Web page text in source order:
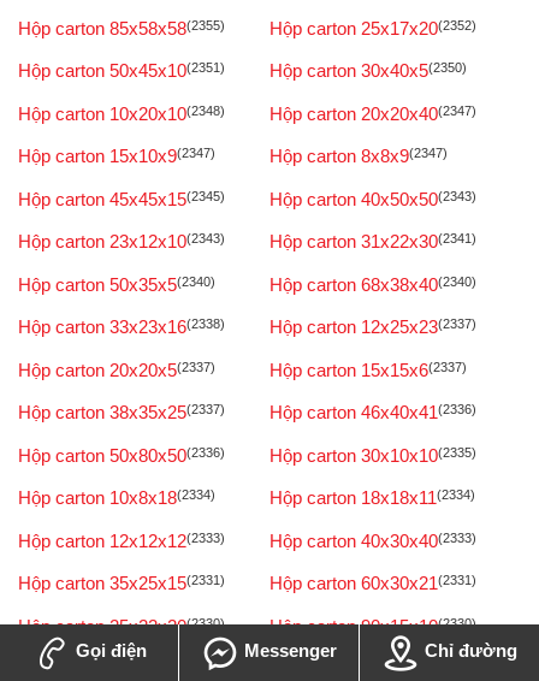
Hộp carton 85x58x58(2355) Hộp carton 25x17x20(2352)
Hộp carton 50x45x10(2351) Hộp carton 30x40x5(2350)
Hộp carton 10x20x10(2348) Hộp carton 20x20x40(2347)
Hộp carton 15x10x9(2347) Hộp carton 8x8x9(2347)
Hộp carton 45x45x15(2345) Hộp carton 40x50x50(2343)
Hộp carton 23x12x10(2343) Hộp carton 31x22x30(2341)
Hộp carton 50x35x5(2340) Hộp carton 68x38x40(2340)
Hộp carton 33x23x16(2338) Hộp carton 12x25x23(2337)
Hộp carton 20x20x5(2337) Hộp carton 15x15x6(2337)
Hộp carton 38x35x25(2337) Hộp carton 46x40x41(2336)
Hộp carton 50x80x50(2336) Hộp carton 30x10x10(2335)
Hộp carton 10x8x18(2334) Hộp carton 18x18x11(2334)
Hộp carton 12x12x12(2333) Hộp carton 40x30x40(2333)
Hộp carton 35x25x15(2331) Hộp carton 60x30x21(2331)
Hộp carton 25x22x20(2330) Hộp carton 90x15x10(2330)
Hộp carton 100x80x7 (2329) Hộp carton 23x12x8
Gọi điện Messenger Chỉ đường